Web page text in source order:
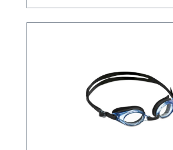
in der Anwendung Packungseinheit: 1 Paar inkl.
Aufbewahrungsbox